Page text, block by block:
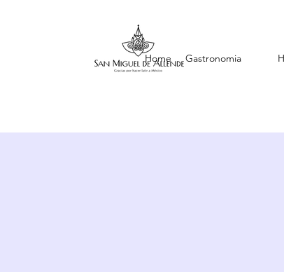
Home Gastronomia